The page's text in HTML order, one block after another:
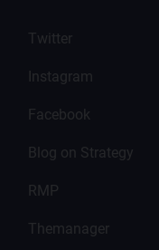
Twitter
Instagram
Facebook
Blog on Strategy
RMP
Themanager